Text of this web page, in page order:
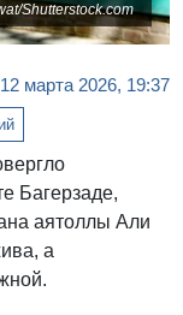
Shutterstock.com
12 марта 2026, 19:37
Багерзаде,
аятоллы Али
а